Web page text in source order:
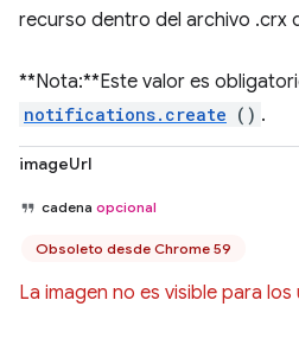
recurso dentro del archivo .crx
**Nota:**Este valor es
notifications.create () .
imageUrl
cadena opcional
Obsoleto desde Chrome 59
La imagen no es visible para